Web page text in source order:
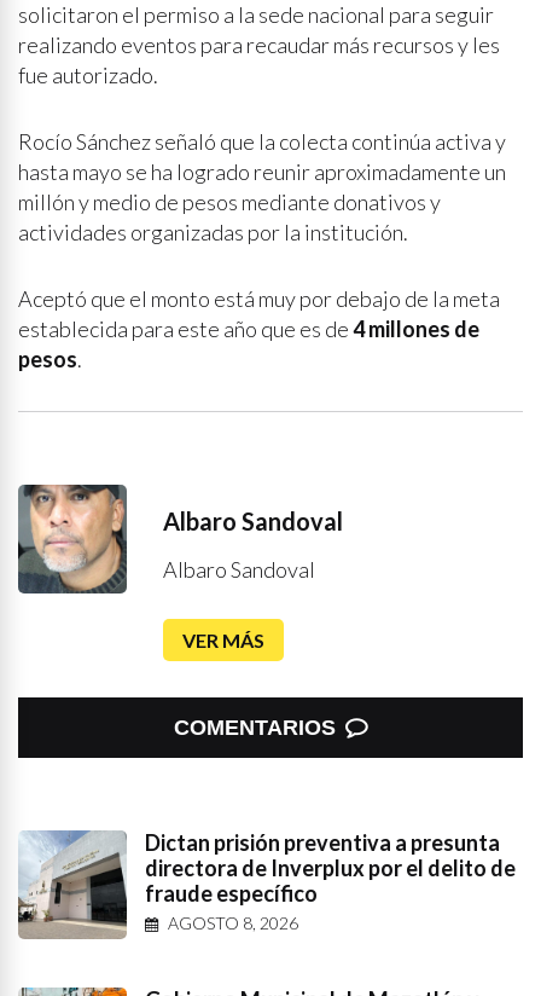
solicitaron el permiso a la sede nacional para seguir
realizando eventos para recaudar más recursos y les
fue autorizado.
Rocío Sánchez señaló que la colecta continúa activa y
hasta mayo se ha logrado reunir aproximadamente un
millón y medio de pesos mediante donativos y
actividades organizadas por la institución.
Aceptó que el monto está muy por debajo de la meta
establecida para este año que es de4 millones de
pesos.
Albaro Sandoval
Albaro Sandoval
VER MÁS
COMENTARIOS
Dictan prisión preventiva a presunta
directora de Inverplux por el delito de
fraude específico
AGOSTO 8, 2026